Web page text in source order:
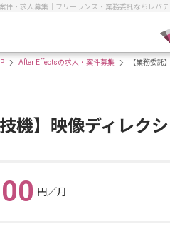
件・求人募集｜フリーランス・業務委託ならレバ
After Effectsの求人・案件募集 【業務委託
機】映像ディレク
円／月